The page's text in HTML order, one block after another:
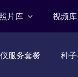
照片库 视频库
服务套餐 种